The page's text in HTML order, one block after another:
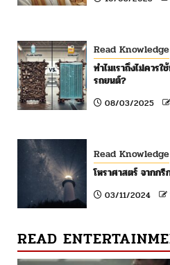
Read Knowledge
ทำไมเราถึงไม่ควร
รถยนต์?
08/03/2025
Read Knowledge
โหราศาสตร์ จากก
03/11/2024
READ